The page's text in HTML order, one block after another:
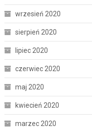
wrzesień 2020
sierpień 2020
lipiec 2020
czerwiec 2020
maj 2020
kwiecień 2020
marzec 2020